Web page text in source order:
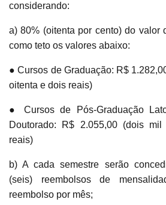
considerando:
a) 80% (oitenta por cento) do valor
como teto os valores abaixo:
● Cursos de Graduação: R$
oitenta e dois reais)
● Cursos de Pós-Graduação
Doutorado: R$ 2.055,00 (dois
reais)
b) A cada semestre serão
(seis) reembolsos de
reembolso por mês;